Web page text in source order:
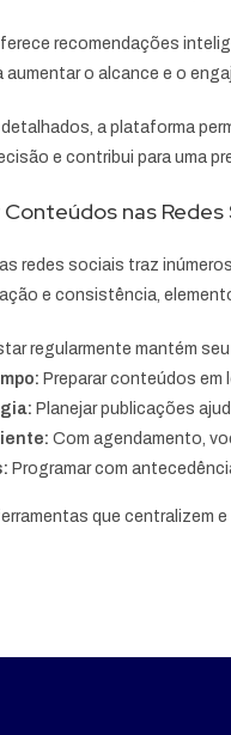
recomendações
aumentar o alcance e o
a plataforma
e contribui para uma
nas Redes
redes sociais traz
e consistência,
regularmente mantém
Preparar conteúdos
Planejar publicações
Com agendamento,
Programar com
que centralizem